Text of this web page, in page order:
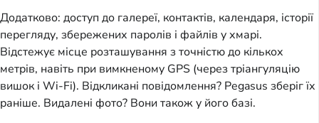
Додатково: доступ до галереї, контактів, календаря, історії
перегляду, збережених паролів і файлів у хмарі.
Відстежує місце розташування з точністю до кількох
метрів, навіть при вимкненому GPS (через тріангуляцію
вишок і Wi-Fi). Відкликані повідомлення? Pegasus зберіг їх
раніше. Видалені фото? Вони також у його базі.